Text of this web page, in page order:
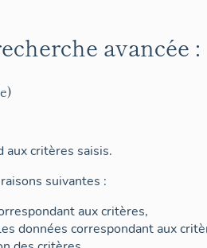
avancée :
aux critères saisis.
suivantes :
aux critères,
données correspondant aux